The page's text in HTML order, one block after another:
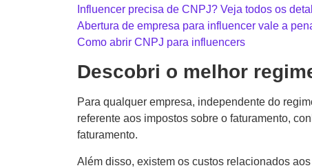
Influencer precisa de CNPJ? Veja todos os
Abertura de empresa para influencer vale a
Como abrir CNPJ para influencers
Descobri o melhor
Para qualquer empresa, independente do
referente aos impostos sobre o faturamento,
faturamento.
Além disso, existem os custos relacionados